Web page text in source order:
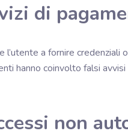
di
a fornire
hanno coinvolto falsi
non